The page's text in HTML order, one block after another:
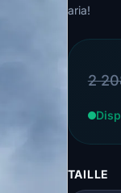
aria!
2
TAILLE